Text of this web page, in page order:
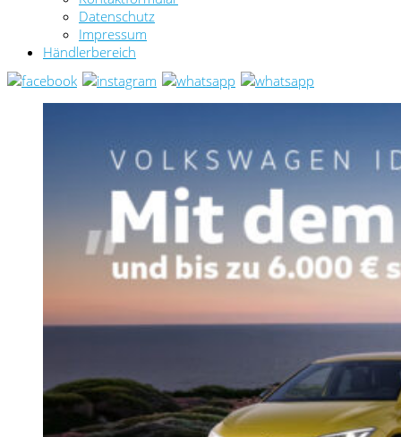
Datenschutz
Impressum
Händlerbereich